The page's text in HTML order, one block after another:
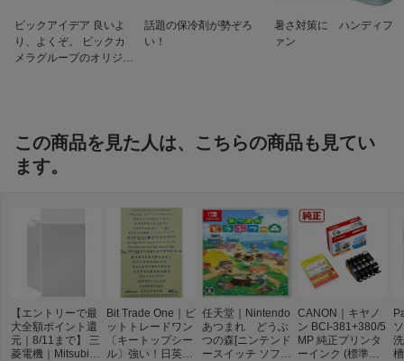
配管長/高低差
15m/10m
フィルター自動お掃
スマホ連携機能あり（無線LANアダプタ
ー内蔵）
音声操作対応
空気清浄機能あり
換気機能
換気機能なし
イオン・ミスト機能
イオン・ミスト機能あり
ビックアイデア 良いよ
り、よくぞ。 ビックカ
メラグループのオリジナ
話題の保冷剤が勢ぞろ
い！
暑さ対策に ハンディフ
ァン
この商品を見た人は、こちらの商品も見てい
ます。
【エントリーで最
大全額ポイント還
元｜8/11まで】 三
菱電機｜Mitsubish
Bit Trade One｜ビ
ットトレードワン
〔キートップシー
ル〕強い！日英対
任天堂｜Nintendo
あつまれ どうぶ
つの森[ニンテンド
ースイッチ ソフ
CANON｜キヤノ
ン BCI-381+380/5
MP 純正プリンタ
ーインク (標準容